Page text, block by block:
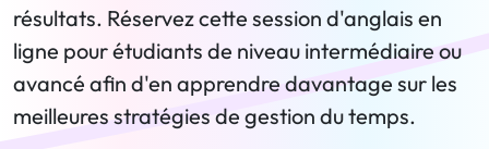
résultats. Réservez cette session d'anglais en
ligne pour étudiants de niveau intermédiaire ou
avancé afin d'en apprendre davantage sur les
meilleures stratégies de gestion du temps.